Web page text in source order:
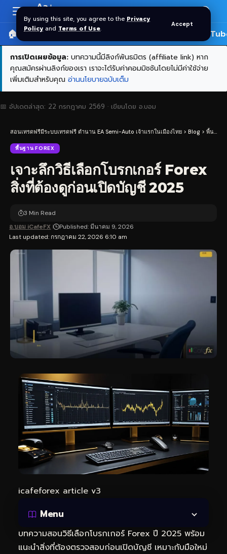
By using this site, you agree to the Privacy
Policy and Terms of Use.
Accept
Resizer
Aa
🏠 หน้าแรก ราคาทอง SPDR 🎬
การเปิดเผยข้อมูล: บทความนี้มีลิงก์พันธมิตร (affiliate link) หาก
คุณสมัครผ่านลิงก์ของเรา เราจะได้รับค่าคอมมิชชันโดยไม่มีค่าใช้จ่าย
เพิ่มเติมสำหรับคุณ อ่านนโยบายฉบับเต็ม
📅 อัปเดตล่าสุด: 22 กรกฎาคม 2569 · เขียนโดย อ.บอม
สอนเทรดฟรีมีระบบเทรดฟรี ตำนาน EA Semi-Auto เจ้าแรกในเมืองไทย > Blog > พื้นฐาน Forex
พื้นฐาน FOREX
เจาะลึกวิธีเลือกโบรกเกอร์ Forex
สิ่งที่ต้องดูก่อนเปิดบัญชี 2025
Last updated: กรกฎาคม 22, 2026 6:10 am
อ.บอม iCafeFX Published: มีนาคม 9, 2026
3 Min Read
icafeforex article v3
Menu
บทความสอนวิธีเลือกโบรกเกอร์ Forex ปี 2025 พร้อม
แนะนำสิ่งที่ต้องตรวจสอบก่อนเปิดบัญชี เหมาะกับมือใหม่